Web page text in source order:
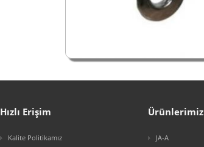
Hızlı Erişim
Kalite Politikamız
Ürünlerimiz
JA-A